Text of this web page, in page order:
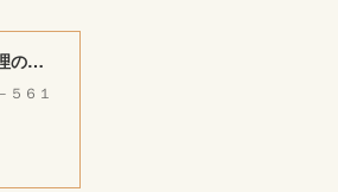
みやけ司法書士・ＦＰ ／ 行政書士事務所 ｜神戸市北区で相続・成年後見・生前整理のご相談をお受けしています。
５６１